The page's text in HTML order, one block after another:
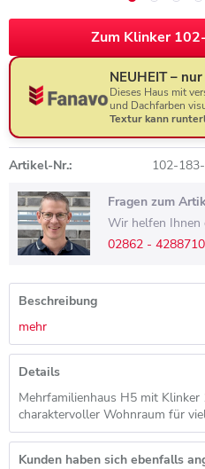
Zum Klinker
NEUHEIT –
Dieses Haus mit
und Dachfarben
Textur kann
Artikel-Nr.: 102-
Fragen zum
Wir helfen Ihnen
02862 - 4288710
Beschreibung
mehr
Details
Mehrfamilienhaus H5 mit
charaktervoller Wohnraum für
Kunden haben sich ebenfalls